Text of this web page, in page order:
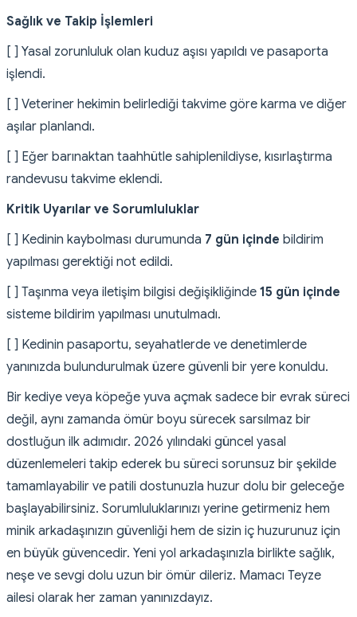
Sağlık ve Takip İşlemleri
[ ] Yasal zorunluluk olan kuduz aşısı yapıldı ve pasaporta
işlendi.
[ ] Veteriner hekimin belirlediği takvime göre karma ve diğer
aşılar planlandı.
[ ] Eğer barınaktan taahhütle sahiplenildiyse, kısırlaştırma
randevusu takvime eklendi.
Kritik Uyarılar ve Sorumluluklar
[ ] Kedinin kaybolması durumunda 7 gün içinde bildirim
yapılması gerektiği not edildi.
[ ] Taşınma veya iletişim bilgisi değişikliğinde 15 gün içinde
sisteme bildirim yapılması unutulmadı.
[ ] Kedinin pasaportu, seyahatlerde ve denetimlerde
yanınızda bulundurulmak üzere güvenli bir yere konuldu.
Bir kediye veya köpeğe yuva açmak sadece bir evrak süreci
değil, aynı zamanda ömür boyu sürecek sarsılmaz bir
dostluğun ilk adımıdır. 2026 yılındaki güncel yasal
düzenlemeleri takip ederek bu süreci sorunsuz bir şekilde
tamamlayabilir ve patili dostunuzla huzur dolu bir geleceğe
başlayabilirsiniz. Sorumluluklarınızı yerine getirmeniz hem
minik arkadaşınızın güvenliği hem de sizin iç huzurunuz için
en büyük güvencedir. Yeni yol arkadaşınızla birlikte sağlık,
neşe ve sevgi dolu uzun bir ömür dileriz. Mamacı Teyze
ailesi olarak her zaman yanınızdayız.